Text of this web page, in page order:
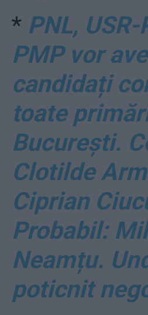
* PNL, USR-
PMP vor
candidați
toate
București.
Clotilde
Ciprian
Probabil:
Neamțu.
poticnit